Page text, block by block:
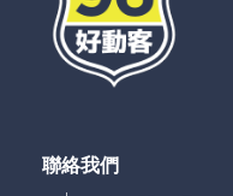
聯絡我們